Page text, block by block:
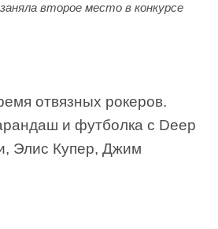
второе место в конкурсе
отвязных рокеров.
и футболка с Deep
Элис Купер, Джим